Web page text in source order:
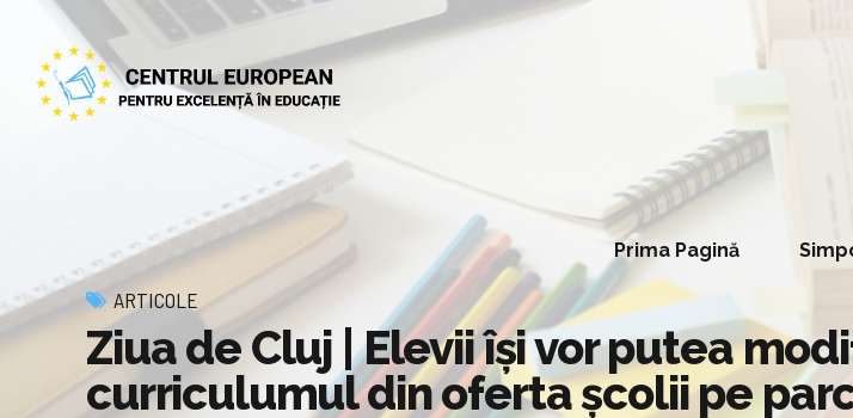
Prima Pagină
ARTICOLE
Ziua de Cluj | Elevii își vor putea
curriculumul din oferta școlii pe